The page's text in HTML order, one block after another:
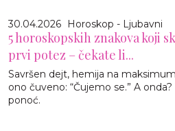
30.04.2026 Horoskop - Ljubavni
5 horoskopskih znakova koji
prvi potez – čekate li...
Savršen dejt, hemija na
ono čuveno: “Čujemo se.” A
ponoć.